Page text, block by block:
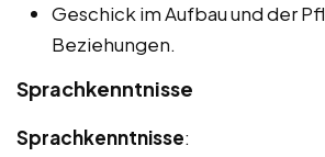
Geschick im Aufbau und der
Beziehungen.
Sprachkenntnisse
Sprachkenntnisse: